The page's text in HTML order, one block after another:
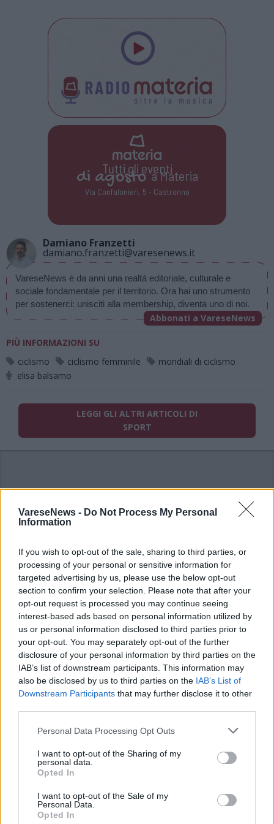
VareseNews - Do Not Process My Personal
Information
If you wish to opt-out of the sale, sharing to third parties, or
processing of your personal or sensitive information for
targeted advertising by us, please use the below opt-out
section to confirm your selection. Please note that after your
opt-out request is processed you may continue seeing
interest-based ads based on personal information utilized by
us or personal information disclosed to third parties prior to
your opt-out. You may separately opt-out of the further
disclosure of your personal information by third parties on the
IAB’s list of downstream participants. This information may
also be disclosed by us to third parties on the IAB’s List of
Downstream Participants that may further disclose it to other
Personal Data Processing Opt Outs
I want to opt-out of the Sharing of my
personal data.
Opted In
I want to opt-out of the Sale of my
Personal Data.
Opted In
Tutti gli eventi
di agostoa Materia
Via Confalonieri, 5 - Castronno
Damiano Franzetti
damiano.franzetti@varesenews.it
VareseNews è da anni una realtà editoriale, culturale e
sociale fondamentale per il territorio. Ora hai uno strumento
per sostenerci: unisciti alla membership, diventa uno di noi.
Abbonati a VareseNews
PIÙ INFORMAZIONI SU
ciclismo
ciclismo femminile
mondiali di ciclismo
elisa balsamo
LEGGI GLI ALTRI ARTICOLI DI
SPORT
ADV